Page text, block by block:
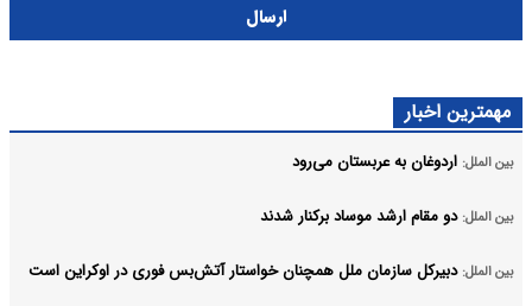
ارسال
مهمترین اخبار
بین الملل: اردوغان به عربستان می‌رود
بین الملل: دو مقام ارشد موساد برکنار شدند
بین الملل: دبیرکل سازمان ملل همچنان خواستار آتش‌بس فوری در اوکراین است